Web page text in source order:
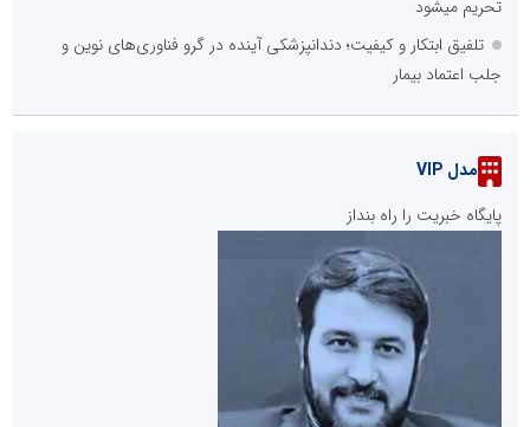
تحریم میشود
تلفیق ابتکار و کیفیت؛ دندانپزشکی آینده در گرو فناوری‌های نوین و
جلب اعتماد بیمار
مدل VIP
پایگاه خبریت را راه بنداز